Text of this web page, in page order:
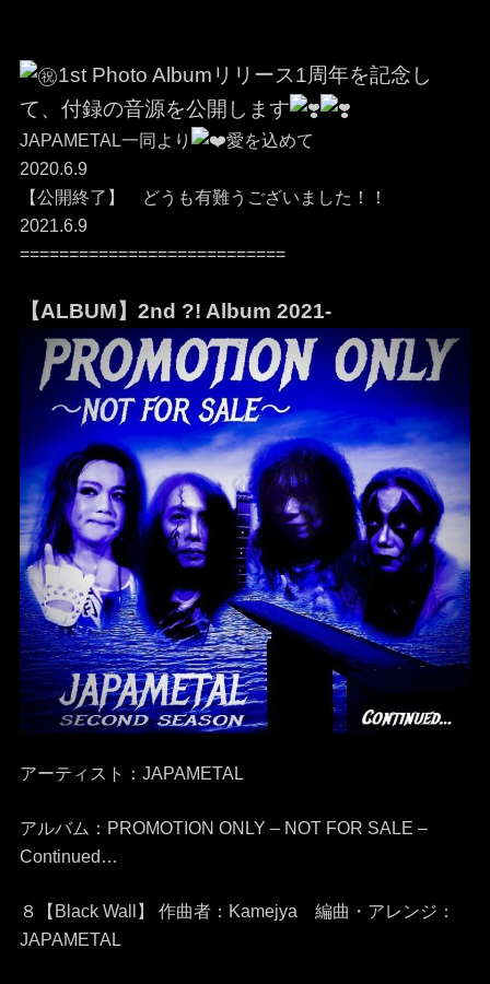
1st Photo Albumリリース1周年を記念し
て、付録の音源を公開します
JAPAMETAL一同より
愛を込めて
2020.6.9
【公開終了】 どうも有難うございました！！
2021.6.9
===========================
【ALBUM】2nd ?! Album 2021-
アーティスト：JAPAMETAL
アルバム：PROMOTION ONLY – NOT FOR SALE –
Continued…
８【Black Wall】 作曲者：Kamejya 編曲・アレンジ：
JAPAMETAL